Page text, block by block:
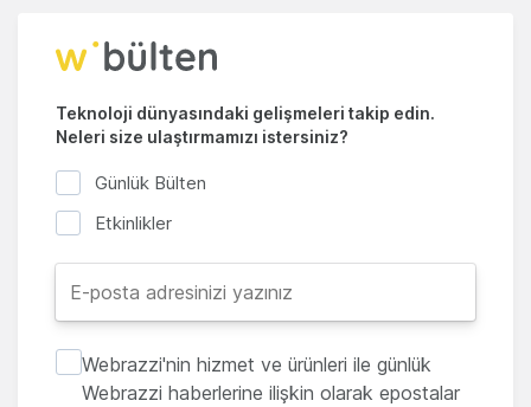
Teknoloji dünyasındaki gelişmeleri takip edin.
Neleri size ulaştırmamızı istersiniz?
Günlük Bülten
Etkinlikler
Webrazzi'nin hizmet ve ürünleri ile günlük
Webrazzi haberlerine ilişkin olarak epostalar